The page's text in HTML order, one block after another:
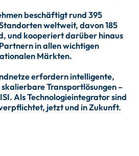
beschäftigt rund 395
weltweit, davon 185
und kooperiert darüber hinaus
in allen wichtigen
Märkten.
erfordern intelligente,
Transportlösungen –
Als Technologieintegrator sind
jetzt und in Zukunft.